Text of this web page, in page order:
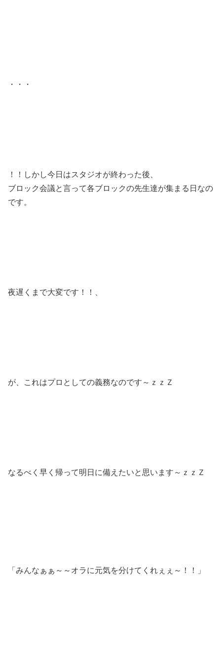
・・・
！！しかし今日はスタジオが終わった後、
ブロック会議と言って各ブロックの先生達が集まる日なの
です。
夜遅くまで大変です！！、
が、これはプロとしての義務なのです～ｚｚＺ
なるべく早く帰って明日に備えたいと思います～ｚｚＺ
「みんなぁぁ～～オラに元気を分けてくれぇぇ～！！」